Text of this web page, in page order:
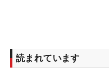
読まれています